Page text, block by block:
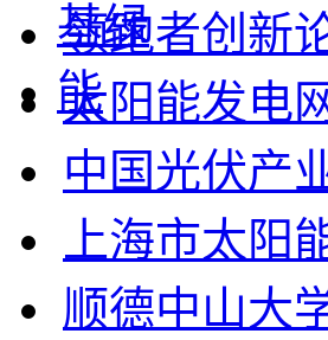
领跑者创新
太阳能发电
中国光伏产
上海市太阳
顺德中山大